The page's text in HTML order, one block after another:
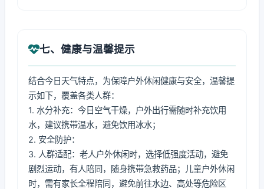
七、健康与温馨提示
结合今日天气特点，为保障户外休闲健康与安全，温馨提
示如下，覆盖各类人群：
1. 水分补充：今日空气干燥，户外出行需随时补充饮用
水，建议携带温水，避免饮用冰水；
2. 安全防护：
3. 人群适配：老人户外休闲时，选择低强度活动，避免
剧烈运动，有人陪同，随身携带急救药品；儿童户外休闲
时，需有家长全程陪同，避免前往水边、高处等危险区